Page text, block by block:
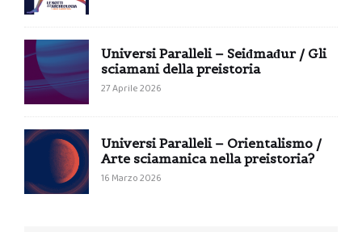
Universi Paralleli – Seiđmađur / Gli
sciamani della preistoria
27 Aprile 2026
Universi Paralleli – Orientalismo /
Arte sciamanica nella preistoria?
16 Marzo 2026